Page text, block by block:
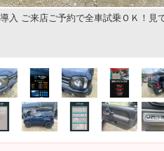
入 ご来店ご予約で全車試乗ＯＫ！見